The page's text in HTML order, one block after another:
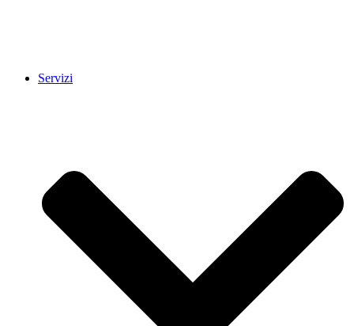
Servizi